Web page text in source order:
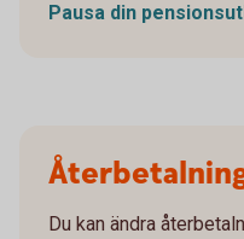
Pausa din
Du kan ändra